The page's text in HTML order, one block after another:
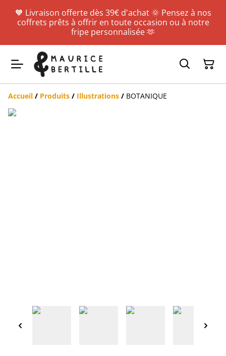
🧡 Livraison offerte dès 39€ d'achat 🌞 Pensez à nos
coffrets prêts à offrir en toute occasion ou à notre
fripe personnalisée 🫶
Accueil / Produits / Illustrations / BOTANIQUE